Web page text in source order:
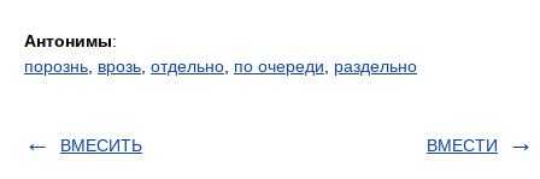
Антонимы:
порознь врозь отдельно по очереди раздельно
ВМЕСИТЬ ВМЕСТИ